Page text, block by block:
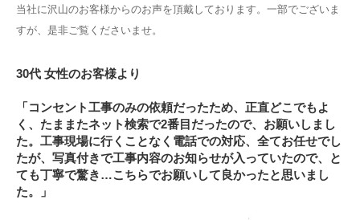
当社に沢山のお客様からのお声を頂戴しております。一部でございま
すが、是非ご覧くださいませ。
30代 女性のお客様より
「コンセント工事のみの依頼だったため、正直どこでもよ
く、たままたネット検索で2番目だったので、お願いしまし
た。工事現場に行くことなく電話での対応、全てお任せでし
たが、写真付きで工事内容のお知らせが入っていたので、と
ても丁寧で驚き…こちらでお願いして良かったと思いまし
た。」